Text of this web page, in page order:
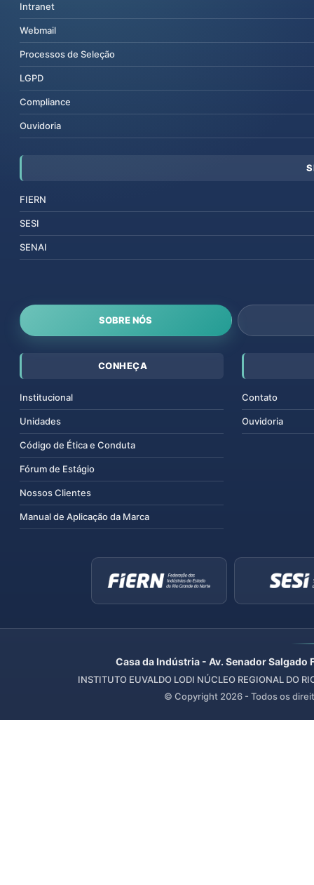
Intranet
Webmail
Processos de Seleção
LGPD
Compliance
Ouvidoria
FIERN
SESI
SENAI
SOBRE NÓS
CONHEÇA
Institucional
Unidades
Código de Ética e Conduta
Fórum de Estágio
Nossos Clientes
Manual de Aplicação da Marca
Contato
Ouvidoria
Casa da Indústria - Av. Senador
INSTITUTO EUVALDO LODI NÚCLEO REGIONAL DO
© Copyright 2026 - Todos os